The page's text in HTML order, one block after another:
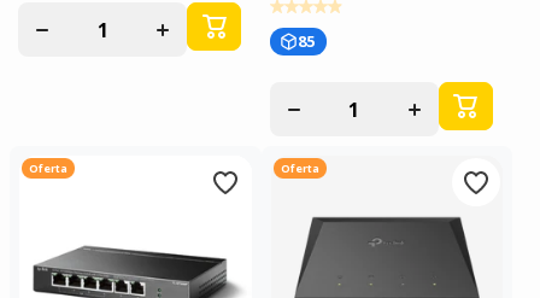
cantidad
Aumentar
cantidad
para
85
cantidad
Aumentar
cantidad
para
Oferta Oferta